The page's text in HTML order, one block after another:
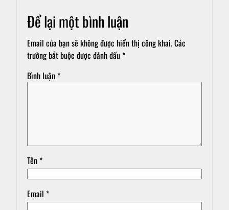
Để lại một bình luận
Email của bạn sẽ không được hiển thị công khai.Các
trường bắt buộc được đánh dấu *
Bình luận *
Tên *
Email *